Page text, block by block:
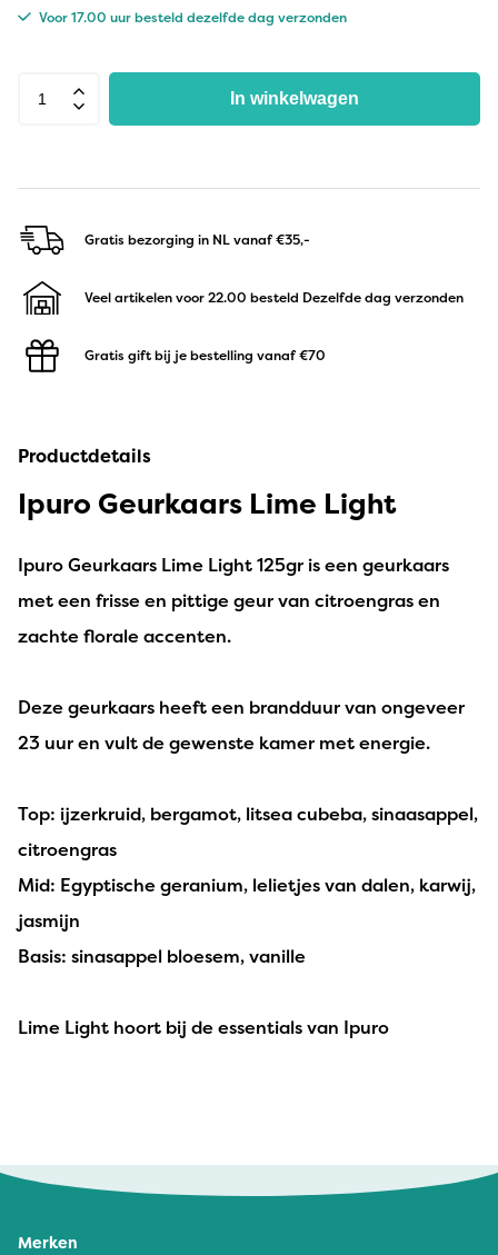
Voor 17.00 uur besteld dezelfde dag verzonden
In winkelwagen
Gratis bezorging in NLvanaf €35,-
Veel artikelen voor 22.00 besteld Dezelfde dag verzonden
Gratis gift bij je bestelling vanaf €70
Productdetails
Ipuro Geurkaars Lime Light
Ipuro Geurkaars Lime Light 125gr is een geurkaars
met een frisse en pittige geur van citroengras en
zachte florale accenten.
Deze geurkaars heeft een brandduur van ongeveer
23 uur en vult de gewenste kamer met energie.
Top: ijzerkruid, bergamot, litsea cubeba, sinaasappel,
citroengras
Mid: Egyptische geranium, lelietjes van dalen, karwij,
jasmijn
Basis: sinasappel bloesem, vanille
Lime Light hoort bij de essentials van Ipuro
Merken